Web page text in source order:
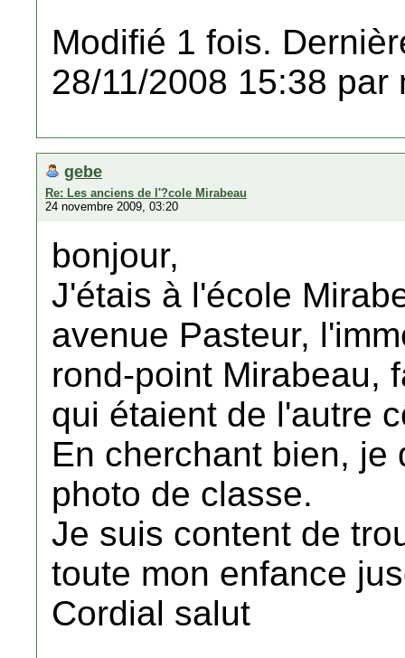
Modifié 1 fois.
28/11/2008 15:38 par
gebe
Re: Les anciens de l'?cole Mirabeau
24 novembre 2009, 03:20
bonjour,
J'étais à l'école
avenue Pasteur,
rond-point Mirabeau,
qui étaient de l'autre
En cherchant bien, je
photo de classe.
Je suis content de
toute mon enfance
Cordial salut